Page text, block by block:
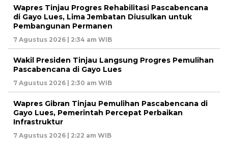
Wapres Tinjau Progres Rehabilitasi Pascabencana
di Gayo Lues, Lima Jembatan Diusulkan untuk
Pembangunan Permanen
7 Agustus 2026 | 2:34 am WIB
Wakil Presiden Tinjau Langsung Progres Pemulihan
Pascabencana di Gayo Lues
7 Agustus 2026 | 2:30 am WIB
Wapres Gibran Tinjau Pemulihan Pascabencana di
Gayo Lues, Pemerintah Percepat Perbaikan
Infrastruktur
7 Agustus 2026 | 2:22 am WIB